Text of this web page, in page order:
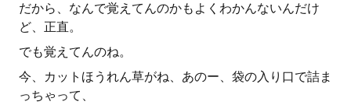
だから、なんで覚えてんのかもよくわかんないんだけ
ど、正直。
でも覚えてんのね。
今、カットほうれん草がね、あのー、袋の入り口で詰ま
っちゃって、